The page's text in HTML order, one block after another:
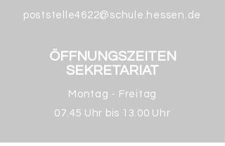
poststelle4622@schule.hessen.de
ÖFFNUNGSZEITEN
SEKRETARIAT
Montag - Freitag
07.45 Uhr bis 13.00 Uhr